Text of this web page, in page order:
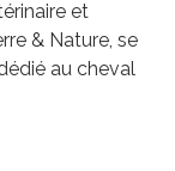
et
& Nature, se
au cheval